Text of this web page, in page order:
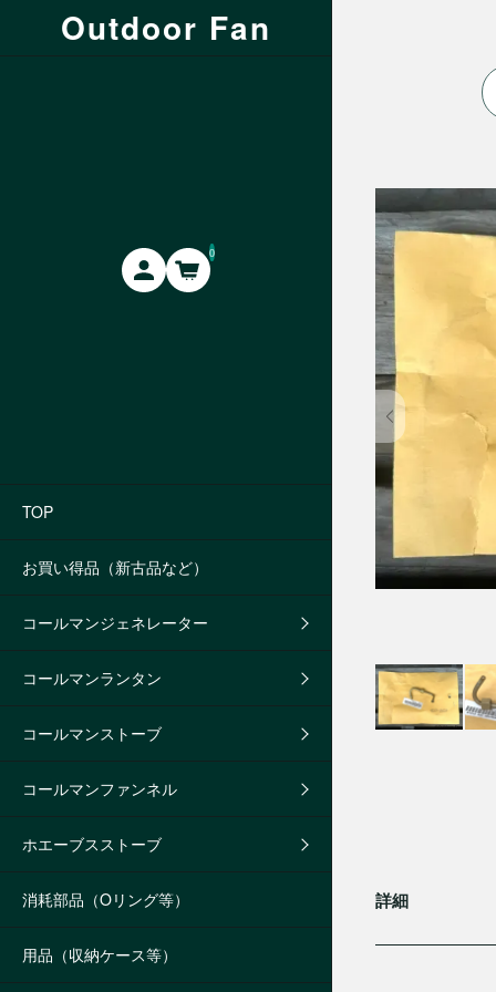
Outdoor Fan
0
TOP
お買い得品（新古品など）
コールマンジェネレーター
コールマンランタン
コールマンストーブ
コールマンファンネル
ホエーブスストーブ
消耗部品（Oリング等）
用品（収納ケース等）
詳細